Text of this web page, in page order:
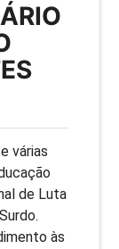
várias
de Luta
às